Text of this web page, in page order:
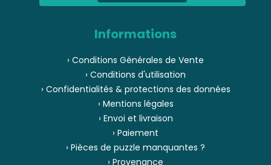
Informations
› Conditions Générales de Vente
› Conditions d'utilisation
› Confidentialités & protections des données
› Mentions légales
› Envoi et livraison
› Paiement
› Pièces de puzzle manquantes ?
› Provenance